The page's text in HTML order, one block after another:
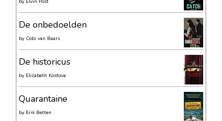
by Elvin Post
De onbedoelden
by Cobi van Baars
De historicus
by Elizabeth Kostova
Quarantaine
by Erik Betten